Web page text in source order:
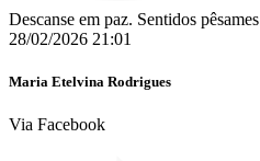
Descanse em paz. Sentidos
28/02/2026 21:01
Maria Etelvina Rodrigues
Via Facebook